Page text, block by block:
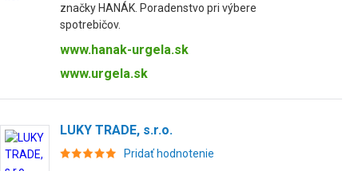
značky HANÁK. Poradenstvo pri výbere
spotrebičov.
www.hanak-urgela.sk
www.urgela.sk
LUKY TRADE, s.r.o.
Pridať hodnotenie